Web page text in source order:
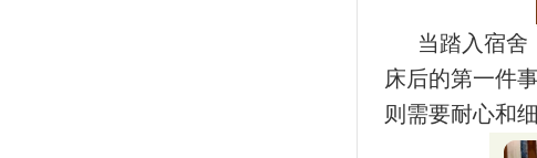
当踏入宿舍
床后的第一件
则需要耐心和